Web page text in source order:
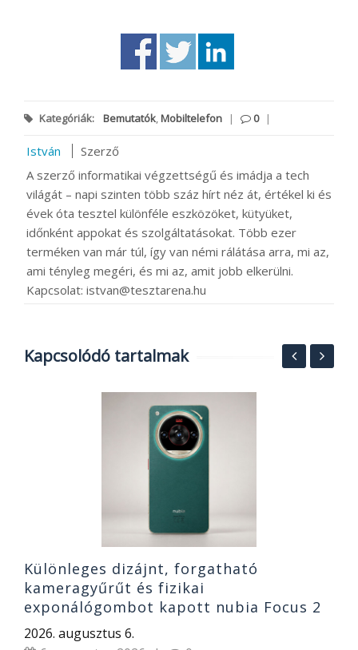
Kategóriák: Bemutatók,Mobiltelefon | 0 |
István
Szerző
A szerző informatikai végzettségű és imádja a tech
világát – napi szinten több száz hírt néz át, értékel ki és
évek óta tesztel különféle eszközöket, kütyüket,
időnként appokat és szolgáltatásokat. Több ezer
terméken van már túl, így van némi rálátása arra, mi az,
ami tényleg megéri, és mi az, amit jobb elkerülni.
Kapcsolat: istvan@tesztarena.hu
Kapcsolódó tartalmak
Különleges dizájnt, forgatható
kameragyűrűt és fizikai
exponálógombot kapott nubia Focus 2
Ultra 5G
2026. augusztus 6.